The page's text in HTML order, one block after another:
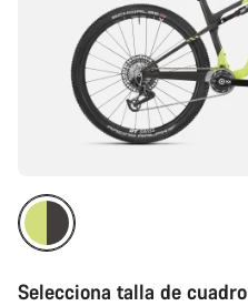
Selecciona talla de cuadro